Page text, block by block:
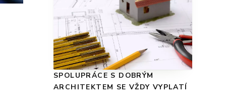
SPOLUPRÁCE S DOBRÝM
ARCHITEKTEM SE VŽDY VYPLATÍ